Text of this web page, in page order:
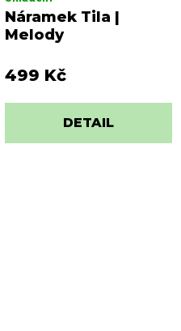
Náramek Tila |
Melody
499 Kč
DETAIL